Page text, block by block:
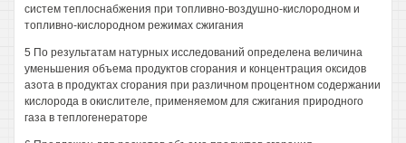
систем теплоснабжения при топливно-воздушно-кислородном и
топливно-кислородном режимах сжигания
5 По результатам натурных исследований определена величина
уменьшения объема продуктов сгорания и концентрация оксидов
азота в продуктах сгорания при различном процентном содержании
кислорода в окислителе, применяемом для сжигания природного
газа в теплогенераторе